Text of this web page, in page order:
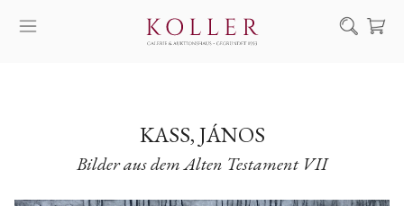
KÜNSTLER
KUNSTWERKE
AUKTION
Suche
KASS, JÁNOS
Bilder aus dem Alten Testament VII